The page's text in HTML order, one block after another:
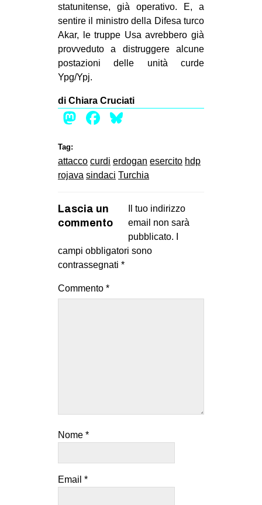
statunitense, già operativo. E, a
sentire il ministro della Difesa turco
Akar, le truppe Usa avrebbero già
provveduto a distruggere alcune
postazioni delle unità curde
Ypg/Ypj.
di Chiara Cruciati
Mastodon
Facebook
Tag:
attacco curdi erdogan esercito hdp
rojava sindaci Turchia
Lascia un
commento
Il tuo indirizzo
email non sarà
pubblicato.
campi obbligatori sono
contrassegnati *
Commento *
Nome *
Email *